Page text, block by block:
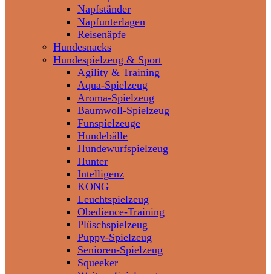
Napfständer
Napfunterlagen
Reisenäpfe
Hundesnacks
Hundespielzeug & Sport
Agility & Training
Aqua-Spielzeug
Aroma-Spielzeug
Baumwoll-Spielzeug
Funspielzeuge
Hundebälle
Hundewurfspielzeug
Hunter
Intelligenz
KONG
Leuchtspielzeug
Obedience-Training
Plüschspielzeug
Puppy-Spielzeug
Senioren-Spielzeug
Squeeker